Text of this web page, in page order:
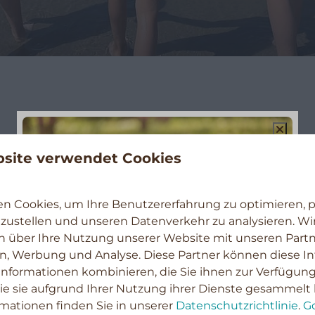
für ihre natürliche Schönheit und haben eine
Dünen und steiler Natur. Die Strände in
internationalen Umweltanerkennung für saubere
Weite und Ruhe. Sie sind oft weniger
Strandabschnitte ohne viele Menschen
Schutz vor dem Wind und einen herrlichen Blick
aus feinem, weißem Sand, der viel Platz zum
Stränden findet man oft Dünen und
Urlaub 2027
verwendet Cookies
Cookies, um Ihre Benutzererfahrung zu optimieren,
und unseren Datenverkehr zu analysieren.
über Ihre Nutzung unserer Website mit unseren
Werbung und Analyse. Diese Partner können diese
kombinieren, die Sie ihnen zur
sie aufgrund Ihrer Nutzung ihrer Dienste gesammelt
finden Sie in unserer Datenschutzrichtlinie.